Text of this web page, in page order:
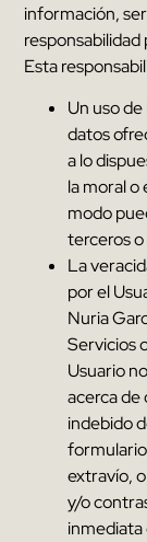
información,
responsabilidad
Esta
Un uso
datos
a lo
la moral o
modo
terceros
La
por el
Nuria
Servicios
Usuario
acerca de
indebido
extravío,
y/o
inmediata